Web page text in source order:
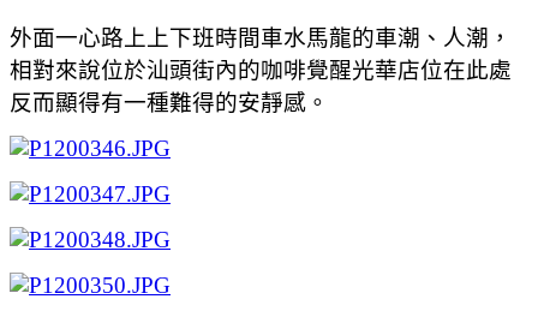
外面一心路上上下班時間車水馬龍的車潮、人潮，
相對來說位於汕頭街內的咖啡覺醒光華店位在此處
反而顯得有一種難得的安靜感。